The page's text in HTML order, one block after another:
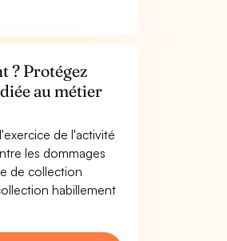
? Protégez
au métier
de l'activité
les dommages
de collection
habillement